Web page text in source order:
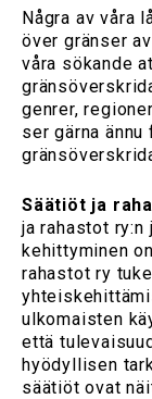
Några av våra
över gränser
våra sökande
genrer,
ser gärna
Säätiöt ja
ja rahastot
kehittyminen
rahastot ry
ulkomaisten
että
hyödyllisen
säätiöt ovat